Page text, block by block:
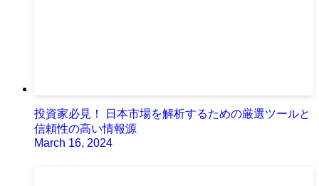
投資家必見！ 日本市場を解析するための厳選ツールと
信頼性の高い情報源
March 16, 2024